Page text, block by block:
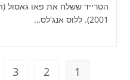
הטרייד ששלח את פאו גאסול
2001). ללוס אנג'לס…
1
2
3